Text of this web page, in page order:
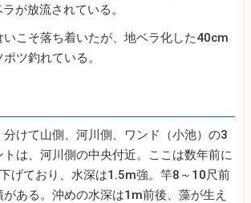
が放流されている。
いこそ落ち着いたが、地ベラ化した40cm
ツ釣れている。
分けて山側、河川側、ワンド（小池）の3
トは、河川側の中央付近。ここは数年前に
げており、水深は1.5m強。竿8～10尺前
ある。沖めの水深は1m前後、藻が生え